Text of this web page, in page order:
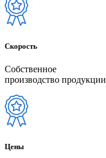
Скорость
Собственное
производство продукции
Цены